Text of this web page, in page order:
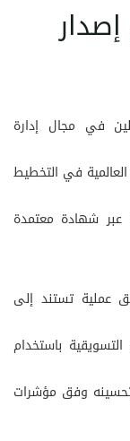
في مجال إدارة
في التخطيط
عبر شهادة معتمدة
عملية تستند إلى
باستخدام
وفق مؤشرات